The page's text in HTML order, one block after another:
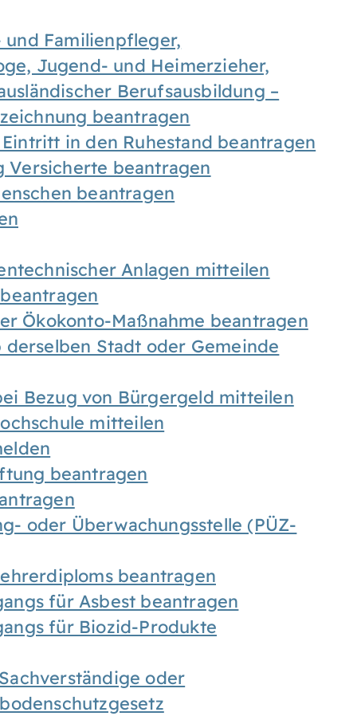
Familienpfleger,
Jugend- und Heimerzieher,
Berufsausbildung –
beantragen
in den Ruhestand beantragen
Versicherte beantragen
beantragen
Anlagen mitteilen
Ökokonto-Maßnahme beantragen
Stadt oder Gemeinde
Bezug von Bürgergeld mitteilen
mitteilen
beantragen
oder Überwachungsstelle (PÜZ-
beantragen
für Asbest beantragen
für Biozid-Produkte
oder